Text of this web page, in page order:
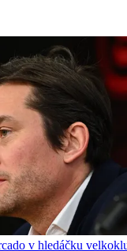
v hledáčku